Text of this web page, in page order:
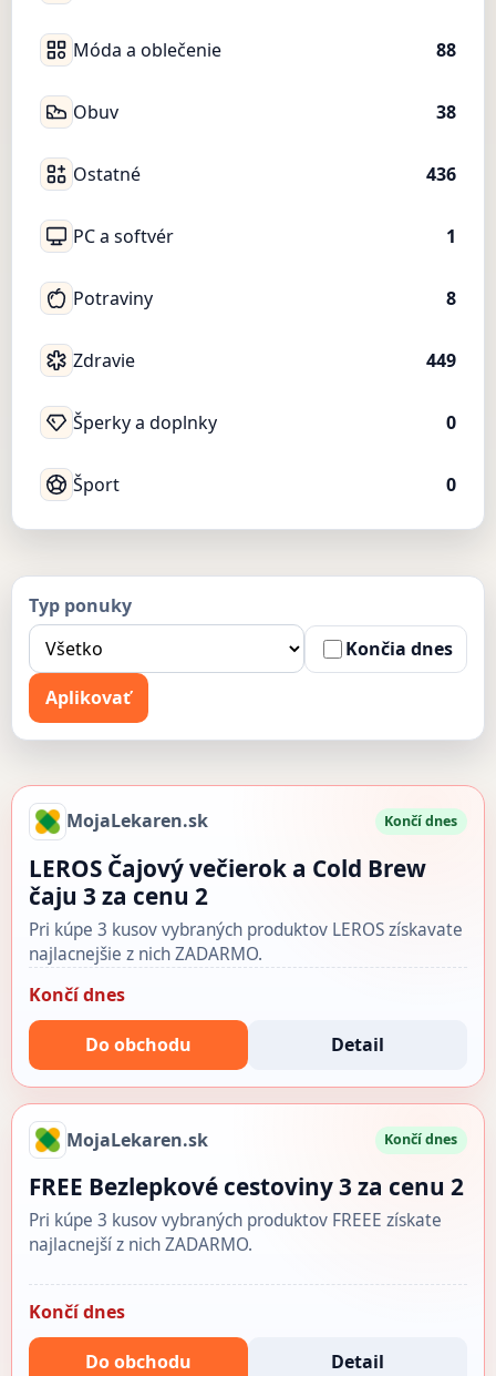
Móda a oblečenie 88
Obuv 38
Ostatné 436
PC a softvér 1
Potraviny 8
Zdravie 449
Šperky a doplnky 0
Šport 0
Typ ponuky
Končia dnes
Aplikovať
MojaLekaren.sk Končí dnes
LEROS Čajový večierok a Cold Brew
čaju 3 za cenu 2
Pri kúpe 3 kusov vybraných produktov LEROS získavate
najlacnejšie z nich ZADARMO.
Končí dnes
Do obchodu Detail
MojaLekaren.sk Končí dnes
FREE Bezlepkové cestoviny 3 za cenu 2
Pri kúpe 3 kusov vybraných produktov FREEE získate
najlacnejší z nich ZADARMO.
Končí dnes
Do obchodu Detail